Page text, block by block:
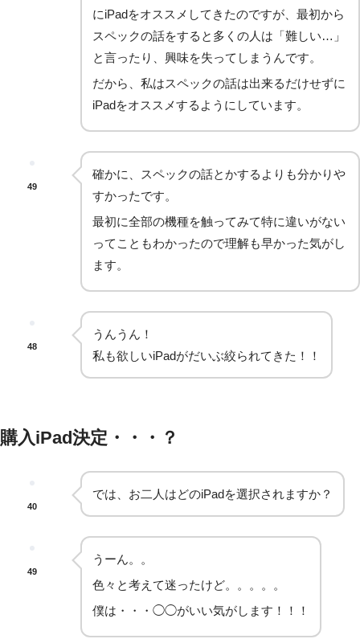
にiPadをオススメしてきたのですが、最初から
スペックの話をすると多くの人は「難しい…」
と言ったり、興味を失ってしまうんです。
だから、私はスペックの話は出来るだけせずに
iPadをオススメするようにしています。
49
確かに、スペックの話とかするよりも分かりや
すかったです。
最初に全部の機種を触ってみて特に違いがない
ってこともわかったので理解も早かった気がし
ます。
48
うんうん！
私も欲しいiPadがだいぶ絞られてきた！！
購入iPad決定・・・？
40
では、お二人はどのiPadを選択されますか？
49
うーん。。
色々と考えて迷ったけど。。。。。
僕は・・・◯◯がいい気がします！！！